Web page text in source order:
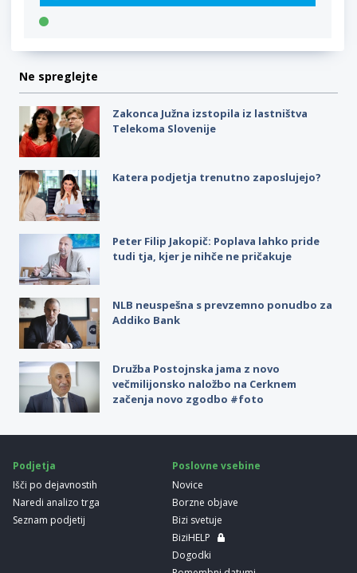
Ne spreglejte
Zakonca Južna izstopila iz lastništva
Telekoma Slovenije
Katera podjetja trenutno zaposlujejo?
Peter Filip Jakopič: Poplava lahko pride
tudi tja, kjer je nihče ne pričakuje
NLB neuspešna s prevzemno ponudbo za
Addiko Bank
Družba Postojnska jama z novo
večmilijonsko naložbo na Cerknem
začenja novo zgodbo #foto
Podjetja
Išči po dejavnostih
Naredi analizo trga
Seznam podjetij
Poslovne vsebine
Novice
Borzne objave
Bizi svetuje
BiziHELP
Dogodki